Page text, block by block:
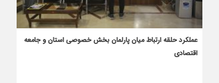
عملکرد حلقه ارتباط میان پارلمان بخش خصوصی استان و جامعه
اقتصادی